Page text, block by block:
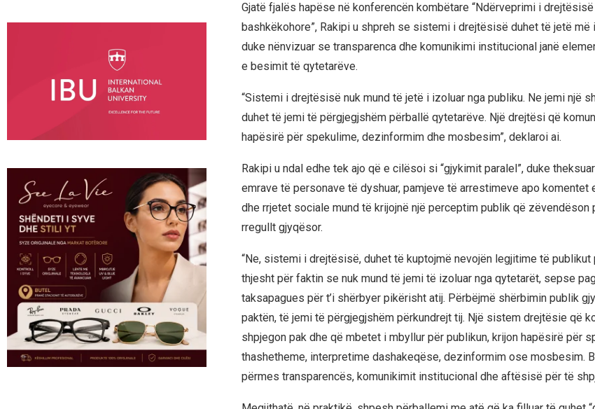
Gjatë fjalës hapëse në konferencën kombëtare “Ndërveprimi i
bashkëkohore”, Rakipi u shpreh se sistemi i drejtësisë duhet të jetë më
duke nënvizuar se transparenca dhe komunikimi institucional janë
e besimit të qytetarëve.
“Sistemi i drejtësisë nuk mund të jetë i izoluar nga publiku. Ne jemi një
duhet të jemi të përgjegjshëm përballë qytetarëve. Një drejtësi që
hapësirë për spekulime, dezinformim dhe mosbesim”, deklaroi ai.
Rakipi u ndal edhe tek ajo që e cilësoi si “gjykimit paralel”, duke
emrave të personave të dyshuar, pamjeve të arrestimeve apo komentet
dhe rrjetet sociale mund të krijojnë një perceptim publik që zëvendëson
rregullt gjyqësor.
“Ne, sistemi i drejtësisë, duhet të kuptojmë nevojën legjitime të publikut
thjesht për faktin se nuk mund të jemi të izoluar nga qytetarët, sepse
taksapagues për t’i shërbyer pikërisht atij. Përbëjmë shërbimin publik
paktën, të jemi të përgjegjshëm përkundrejt tij. Një sistem drejtësie që
shpjegon pak dhe që mbetet i mbyllur për publikun, krijon hapësirë për
thashetheme, interpretime dashakeqëse, dezinformim ose mosbesim.
përmes transparencës, komunikimit institucional dhe aftësisë për të